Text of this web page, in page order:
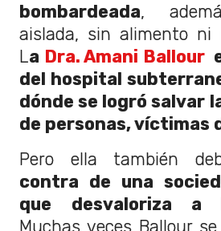
bombardeada,
aislada, sin alimento ni
La Dra. Amani Ballour
del hospital
dónde se logró salvar
de personas, víctimas
Pero ella también
contra de una
que desvaloriza a
Muchas veces Ballour